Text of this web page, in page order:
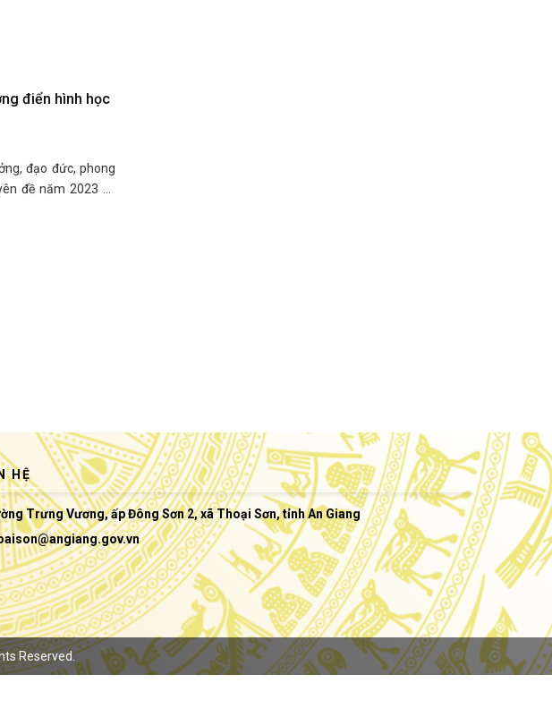
điển hình học
đạo đức, phong
đề năm 2023 về
HỆ
Trưng Vương, ấp Đông Sơn 2, xã Thoại Sơn, tỉnh An Giang
Reserved.